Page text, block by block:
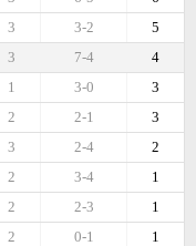
5
3-2
3
4
7-4
3
3
3-0
1
3
2-1
2
2
2-4
3
1
3-4
2
1
2-3
2
1
0-1
2